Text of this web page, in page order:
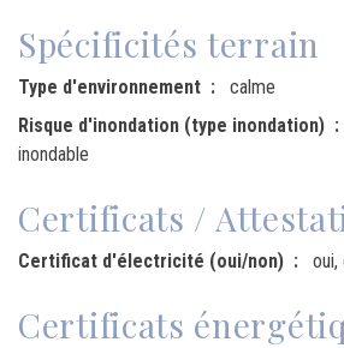
Spécificités terrain
Type d'environnement
calme
Risque d'inondation (type inondation)
inondable
Certificats /
Certificat d'électricité (oui/non) oui,
Certificats